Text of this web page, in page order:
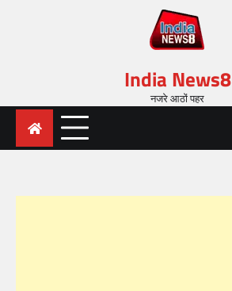
India News8
नजरे आठों पहर